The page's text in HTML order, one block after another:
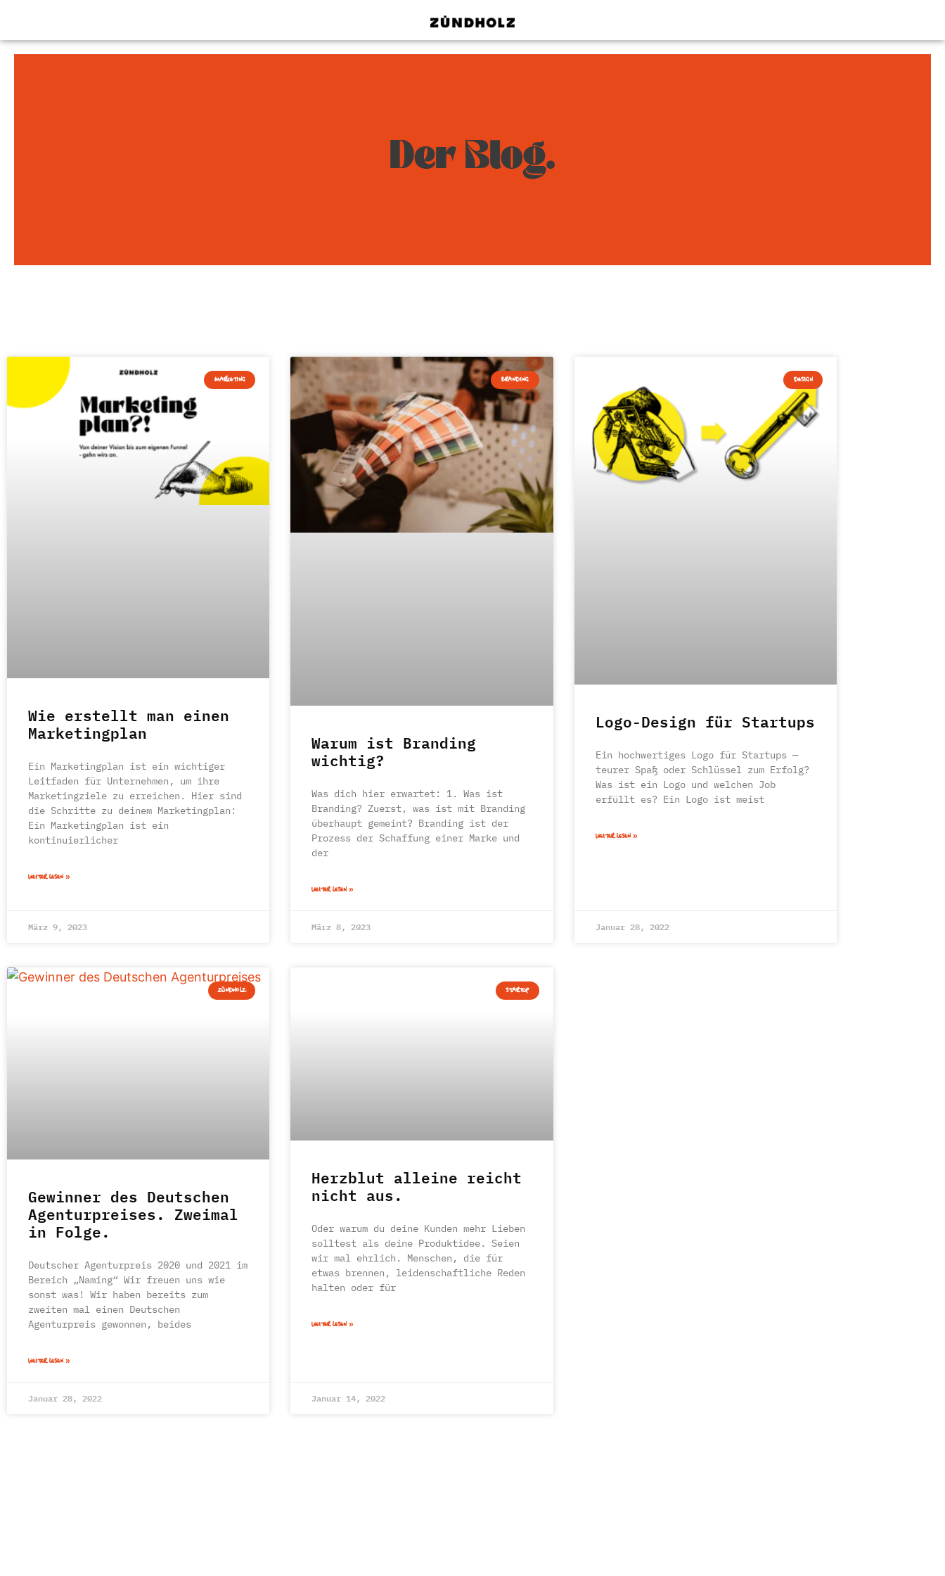
Der Blog.
MARKETING
Wie erstellt man einen
Marketingplan
Ein Marketingplan ist ein wichtiger
Leitfaden für Unternehmen, um ihre
Marketingziele zu erreichen. Hier sind
die Schritte zu deinem Marketingplan:
Ein Marketingplan ist ein
kontinuierlicher
WEITER LESEN »
März 9, 2023
BRANDING
Warum ist Branding
wichtig?
Was dich hier erwartet: 1. Was ist
Branding? Zuerst, was ist mit Branding
überhaupt gemeint? Branding ist der
Prozess der Schaffung einer Marke und
der
WEITER LESEN »
März 8, 2023
DESIGN
Logo-Design für Startups
Ein hochwertiges Logo für Startups —
teurer Spaß oder Schlüssel zum Erfolg?
Was ist ein Logo und welchen Job
erfüllt es? Ein Logo ist meist
WEITER LESEN »
Januar 28, 2022
ZÜNDHOLZ
Gewinner des Deutschen
Agenturpreises. Zweimal
in Folge.
Deutscher Agenturpreis 2020 und 2021 im
Bereich „Naming“ Wir freuen uns wie
sonst was! Wir haben bereits zum
zweiten mal einen Deutschen
Agenturpreis gewonnen, beides
WEITER LESEN »
Januar 28, 2022
STARTUP
Herzblut alleine reicht
nicht aus.
Oder warum du deine Kunden mehr Lieben
solltest als deine Produktidee. Seien
wir mal ehrlich. Menschen, die für
etwas brennen, leidenschaftliche Reden
halten oder für
WEITER LESEN »
Januar 14, 2022